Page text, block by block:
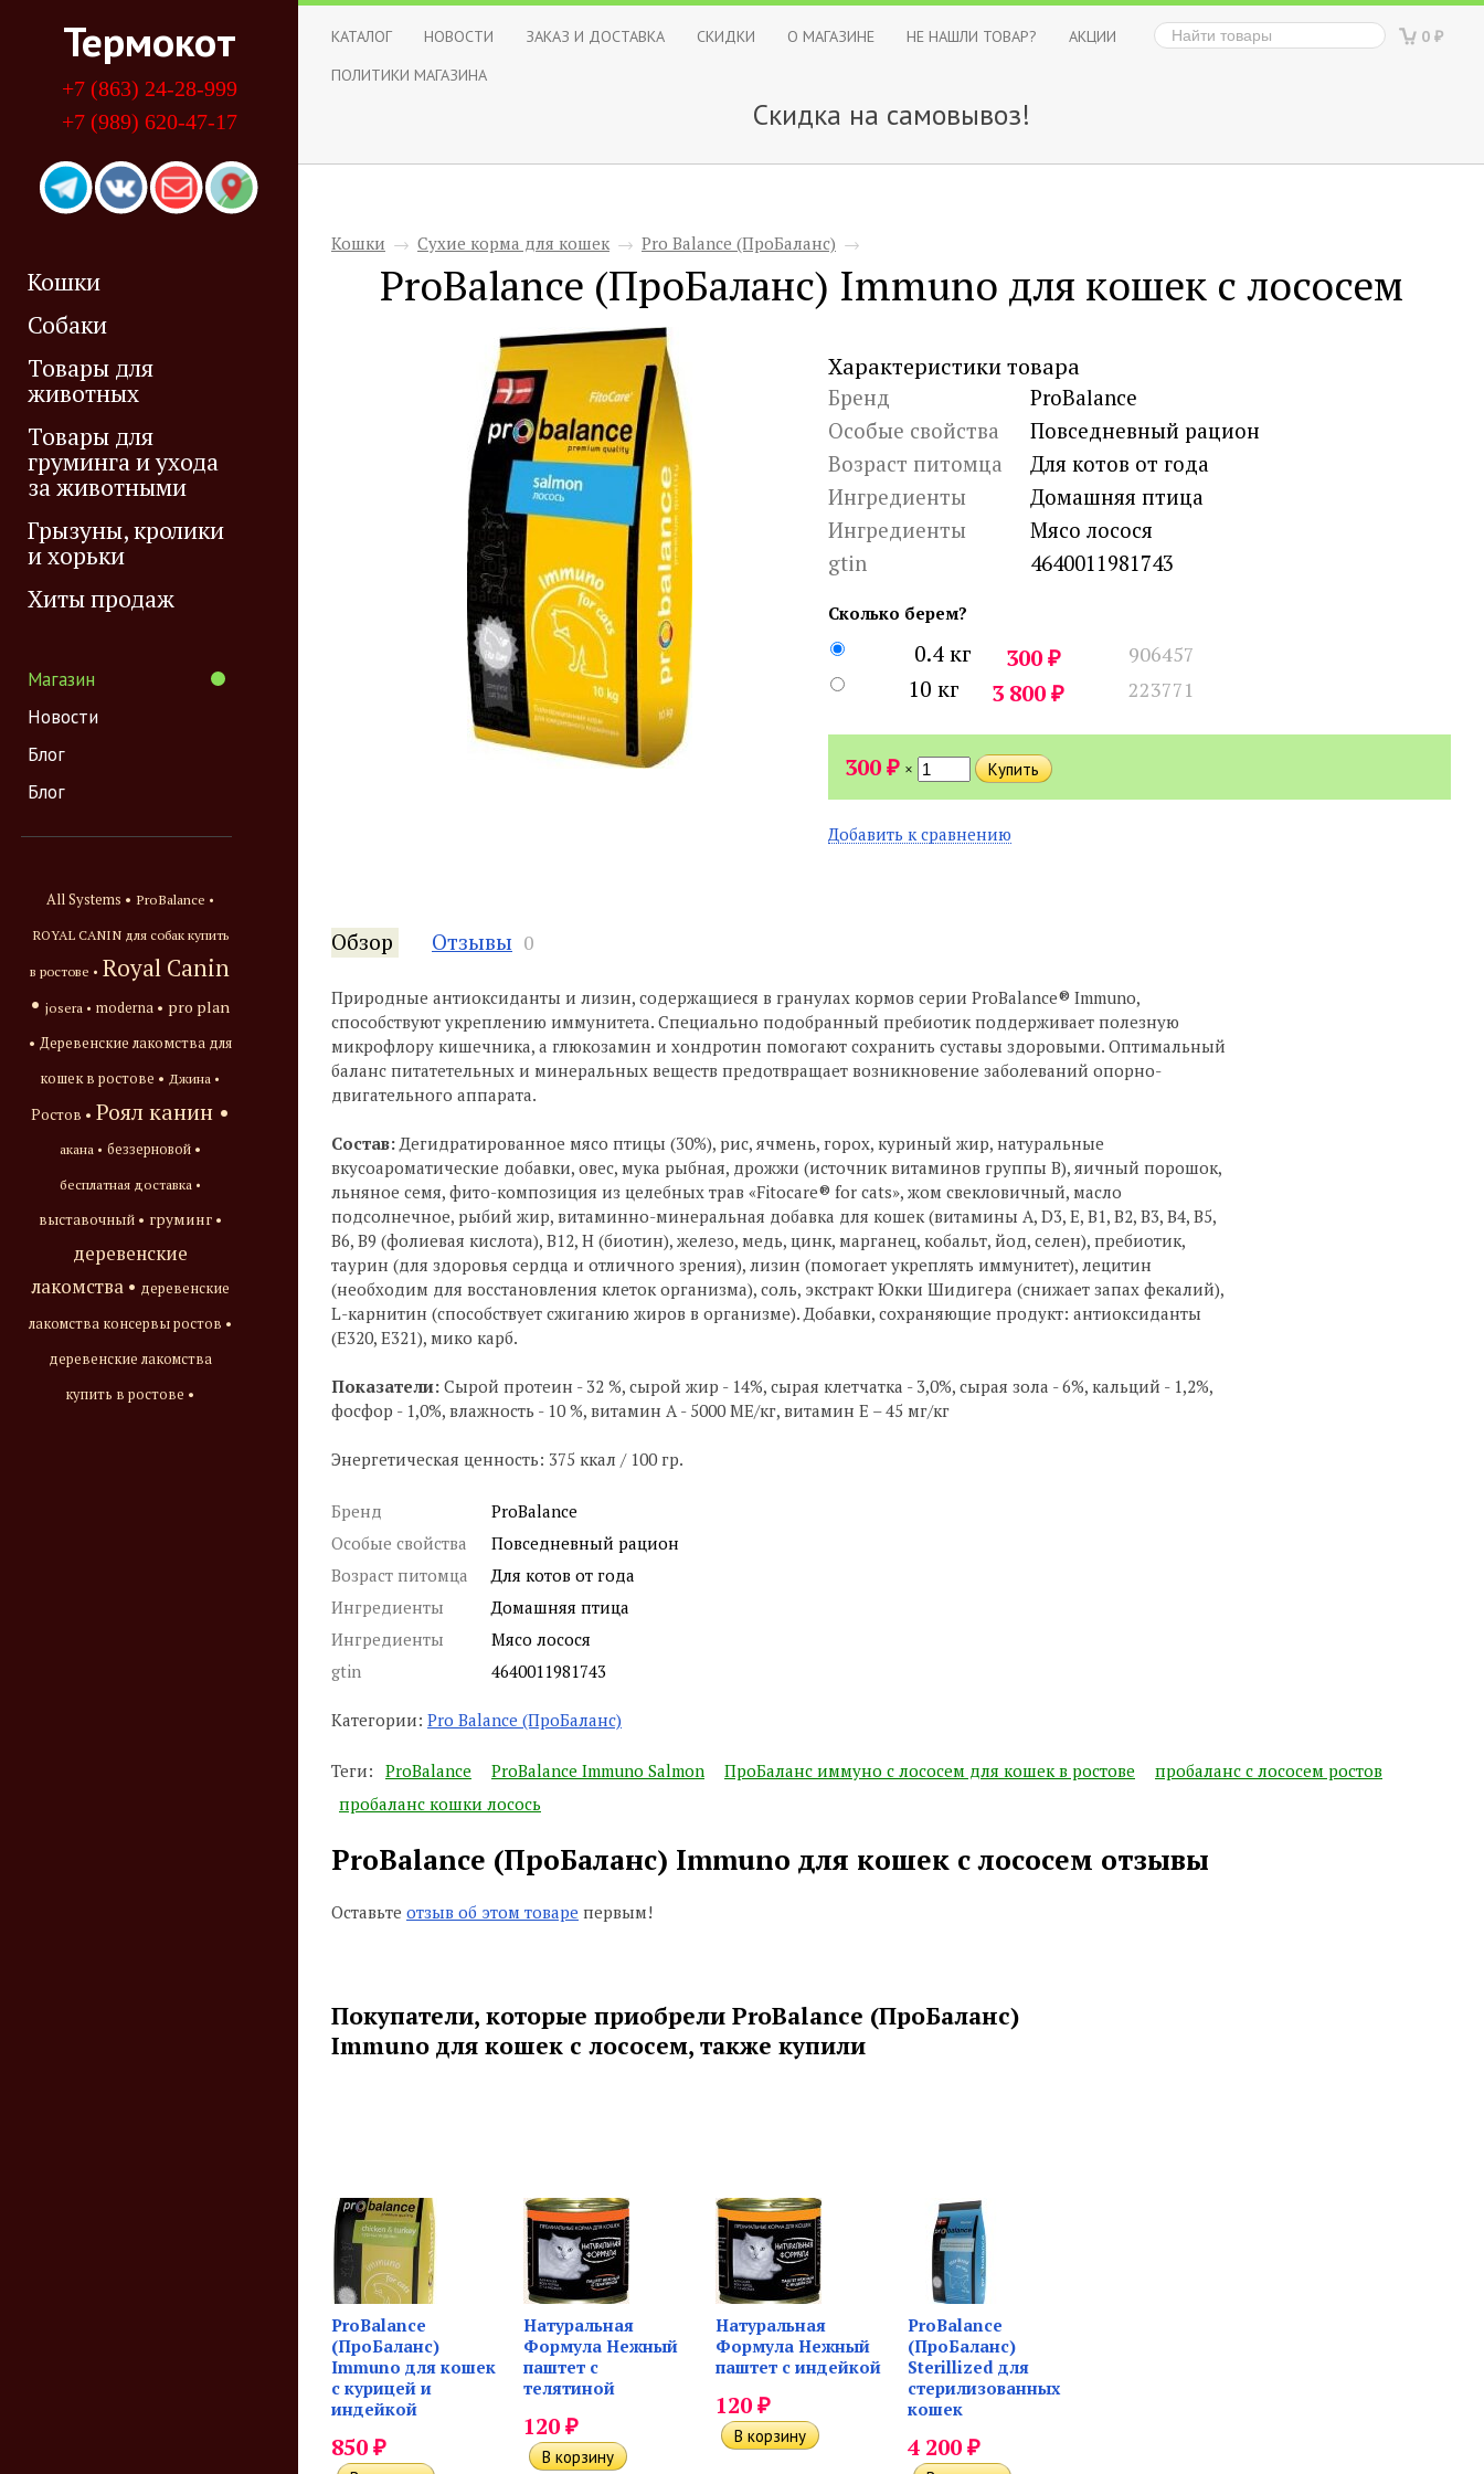
Термокот
+7 (863) 24-28-999
+7 (989) 620-47-17
Кошки
Собаки
Товары для
животных
Товары для
груминга и ухода
за животными
Грызуны, кролики
и хорьки
Хиты продаж
Магазин
Новости
Блог
Блог
All Systems • ProBalance •
ROYAL CANIN для собак купить
в ростове • Royal Canin
• josera • moderna • pro plan
• Деревенские лакомства для
кошек в ростове • Джина •
Ростов • Роял канин •
акана • беззерновой •
бесплатная доставка •
выставочный • груминг •
деревенские
лакомства • деревенские
лакомства консервы ростов •
деревенские лакомства
купить в ростове •
0 ₽
КАТАЛОГ НОВОСТИ ЗАКАЗ И ДОСТАВКА СКИДКИ О МАГАЗИНЕ НЕ НАШЛИ ТОВАР?
АКЦИИ
ПОЛИТИКИ МАГАЗИНА
Скидка на самовывоз!
Кошки → Сухие корма для кошек → Pro Balance (ПроБаланс) →
ProBalance (ПроБаланс) Immuno для кошек с лососем
Характеристики товара
Бренд
ProBalance
Особые свойства
Повседневный рацион
Возраст питомца
Для котов от года
Ингредиенты
Домашняя птица
Ингредиенты
Мясо лосося
gtin
4640011981743
Сколько берем?
0.4 кг 300₽ 906457
10 кг 3 800₽ 223771
300₽ ×
Добавить к сравнению
Обзор Отзывы 0
Природные антиоксиданты и лизин, содержащиеся в гранулах кормов серии ProBalance® Immuno,
способствуют укреплению иммунитета. Специально подобранный пребиотик поддерживает полезную
микрофлору кишечника, а глюкозамин и хондротин помогают сохранить суставы здоровыми. Оптимальный
баланс питатетельных и минеральных веществ предотвращает возникновение заболеваний опорно-
двигательного аппарата.
Состав: Дегидратированное мясо птицы (30%), рис, ячмень, горох, куриный жир, натуральные
вкусоароматические добавки, овес, мука рыбная, дрожжи (источник витаминов группы В), яичный порошок,
льняное семя, фито-композиция из целебных трав «Fitocare® for cats», жом свекловичный, масло
подсолнечное, рыбий жир, витаминно-минеральная добавка для кошек (витамины А, D3, Е, В1, В2, В3, В4, В5,
В6, В9 (фолиевая кислота), В12, Н (биотин), железо, медь, цинк, марганец, кобальт, йод, селен), пребиотик,
таурин (для здоровья сердца и отличного зрения), лизин (помогает укреплять иммунитет), лецитин
(необходим для восстановления клеток организма), соль, экстракт Юкки Шидигера (снижает запах фекалий),
L-карнитин (способствует сжиганию жиров в организме). Добавки, сохраняющие продукт: антиоксиданты
(Е320, Е321), мико карб.
Показатели: Сырой протеин - 32 %, сырой жир - 14%, сырая клетчатка - 3,0%, сырая зола - 6%, кальций - 1,2%,
фосфор - 1,0%, влажность - 10 %, витамин А - 5000 МЕ/кг, витамин Е – 45 мг/кг
Энергетическая ценность: 375 ккал / 100 гр.
Бренд
ProBalance
Особые свойства
Повседневный рацион
Возраст питомца
Для котов от года
Ингредиенты
Домашняя птица
Ингредиенты
Мясо лосося
gtin
4640011981743
Категории: Pro Balance (ПроБаланс)
Теги: ProBalance ProBalance Immuno Salmon ПроБаланс иммуно с лососем для кошек в ростове
пробаланс с лососем ростов
пробаланс кошки лосось
ProBalance (ПроБаланс) Immuno для кошек с лососем отзывы
Оставьте отзыв об этом товаре первым!
Покупатели, которые приобрели ProBalance (ПроБаланс)
Immuno для кошек с лососем, также купили
ProBalance
(ПроБаланс)
Immuno для кошек
с курицей и
индейкой
850₽
Натуральная
Формула Нежный
паштет с
телятиной
120₽
Натуральная
Формула Нежный
паштет с индейкой
120₽
ProBalance
(ПроБаланс)
Sterillized для
стерилизованных
кошек
4 200₽